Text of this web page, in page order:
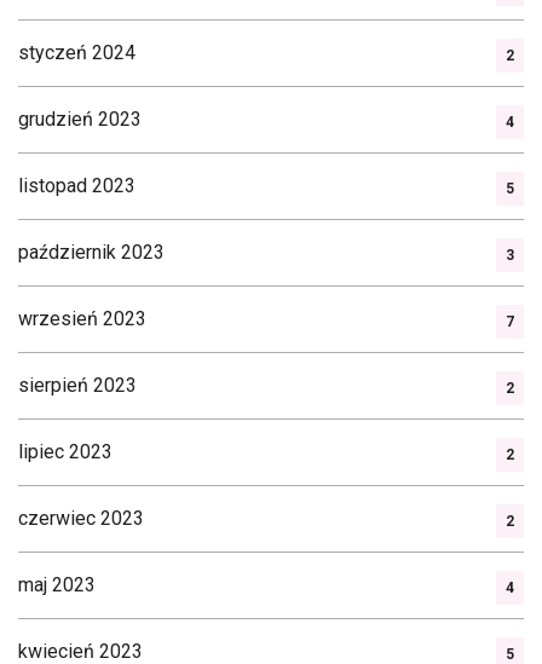
styczeń 2024 2
grudzień 2023 4
listopad 2023 5
październik 2023 3
wrzesień 2023 7
sierpień 2023 2
lipiec 2023 2
czerwiec 2023 2
maj 2023 4
kwiecień 2023 5